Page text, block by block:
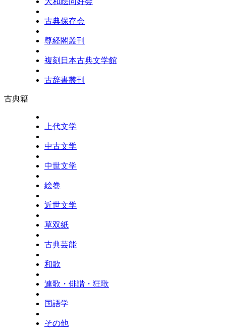
古典保存会
尊経閣叢刊
複刻日本古典文学館
古辞書叢刊
古典籍
上代文学
中古文学
中世文学
絵巻
近世文学
草双紙
古典芸能
和歌
連歌・俳諧・狂歌
国語学
その他